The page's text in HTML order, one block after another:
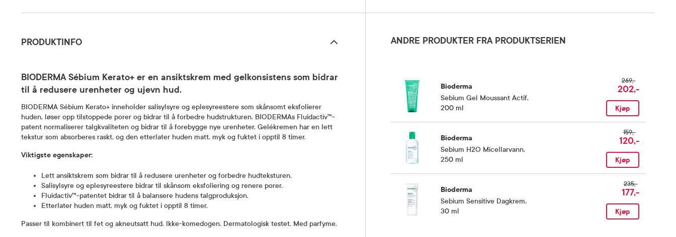
PRODUKTINFO
BIODERMA Sébium Kerato+ er en ansiktskrem med gelkonsistens som bidrar
til å redusere urenheter og ujevn hud.
BIODERMA Sébium Kerato+ inneholder salisylsyre og eplesyreestere som skånsomt eksfolierer
huden, løser opp tilstoppede porer og bidrar til å forbedre hudstrukturen. BIODERMAs Fluidactiv™-
patent normaliserer talgkvaliteten og bidrar til å forebygge nye urenheter. Gelékremen har en lett
tekstur som absorberes raskt, og den etterlater huden matt, myk og fuktet i opptil 8 timer.
Viktigste egenskaper:
Lett ansiktskrem som bidrar til å redusere urenheter og forbedre hudteksturen.
Salisylsyre og eplesyreestere bidrar til skånsom eksfoliering og renere porer.
Fluidactiv™-patentet bidrar til å balansere hudens talgproduksjon.
Etterlater huden matt, myk og fuktet i opptil 8 timer.
Passer til kombinert til fet og akneutsatt hud. Ikke-komedogen. Dermatologisk testet. Med parfyme.
ANDRE PRODUKTER FRA PRODUKTSERIEN
Bioderma
Sebium Gel Moussant Actif,
200 ml
269,-
202,-
Kjøp
Bioderma
Sebium H2O Micellarvann,
250 ml
159,-
120,-
Kjøp
Bioderma
Sebium Sensitive Dagkrem,
30 ml
235,-
177,-
Kjøp